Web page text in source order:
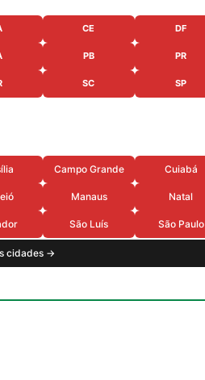
CE DF
PB PR
SC SP
Campo Grande Cuiabá
Manaus Natal
São Luís São Paulo
cidades →